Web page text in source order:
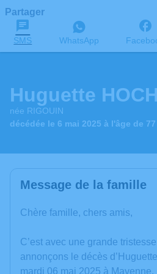
Partager
SMS WhatsApp
Huguette
née RIGOUIN
décédée le 6 mai 2025 à l'âge de
Message de la famille
Chère famille, chers amis,
C’est avec une grande
annonçons le décès
mardi 06 mai 2025 à Mayenne.